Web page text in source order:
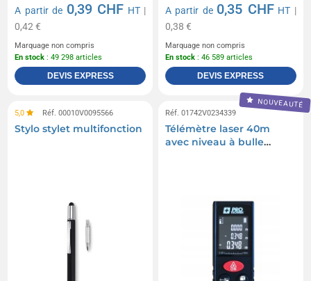
A partir de 0,39 CHF HT|
0,42 €
Marquage non compris
En stock : 49 298 articles
DEVIS EXPRESS
A partir de 0,35 CHF HT |
0,38 €
Marquage non compris
En stock : 46 589 articles
DEVIS EXPRESS
5,0 Réf. 00010V0095566
Stylo stylet multifonction
NOUVEAUTÉ
Réf. 01742V0234339
Télémètre laser 40m
avec niveau à bulle